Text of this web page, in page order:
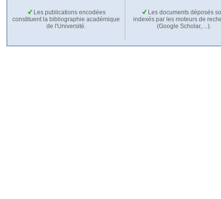
Les publications encodées
constituent la bibliographie académique
de l'Université.
Les documents déposés
indexés par les moteurs de
(Google Scholar,…).